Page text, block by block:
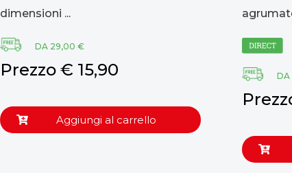
dimensioni ...
DA 29,00 €
Prezzo € 15,90
Aggiungi al carrello